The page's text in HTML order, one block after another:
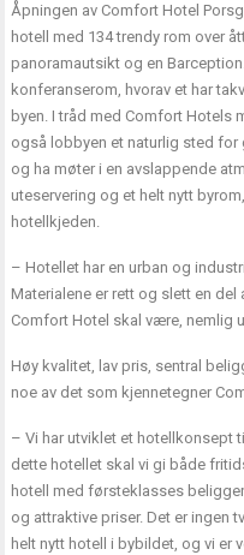
Åpningen av Comfort Hotel
hotell med 134 trendy rom over
panoramautsikt og en
konferanserom, hvorav et har
byen. I tråd med Comfort Hotels
også lobbyen et naturlig sted
og ha møter i en avslappende
uteservering og et helt nytt
hotellkjeden.
– Hotellet har en urban og
Materialene er rett og slett en
Comfort Hotel skal være, nemlig
Høy kvalitet, lav pris, sentral
noe av det som kjennetegner
– Vi har utviklet et hotellkonsept
dette hotellet skal vi gi både
hotell med førsteklasses
og attraktive priser. Det er ingen
helt nytt hotell i bybildet, og vi er